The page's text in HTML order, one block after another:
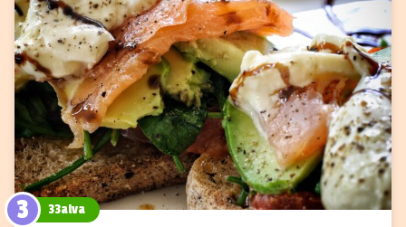
3 33alva